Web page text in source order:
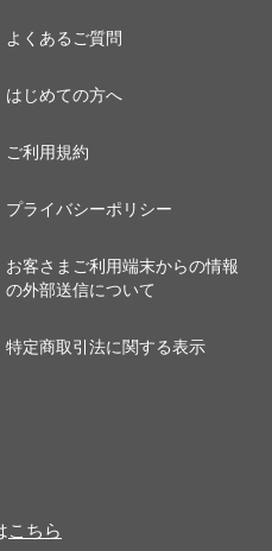
よくあるご質問
はじめての方へ
ご利用規約
プライバシーポリシー
お客さまご利用端末からの情報
の外部送信について
特定商取引法に関する表示
こちら